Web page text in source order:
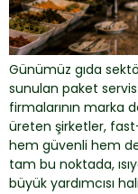
Günümüz gıda
sunulan paket
firmalarının marka
üreten şirketler,
hem güvenli hem
tam bu noktada,
büyük yardımcısı